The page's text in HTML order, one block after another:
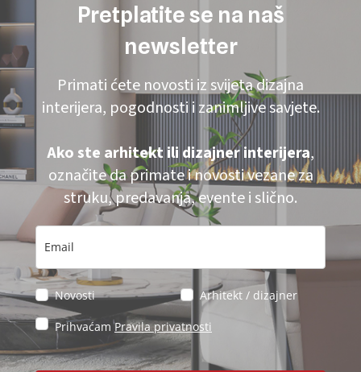
Pretplatite se na naš
newsletter
Primati ćete novosti iz svijeta dizajna
interijera, pogodnosti i zanimljive savjete.
Ako ste arhitekt ili dizajner interijera,
označite da primate i novosti vezane za
struku, predavanja, evente i slično.
Novosti Arhitekt / dizajner
PrihvaćamPravila privatnosti